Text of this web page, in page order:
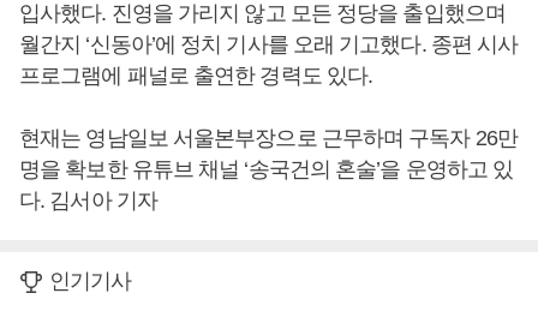
입사했다. 진영을 가리지 않고 모든 정당을 출입했으며
월간지 ‘신동아’에 정치 기사를 오래 기고했다. 종편 시사
프로그램에 패널로 출연한 경력도 있다.
현재는 영남일보 서울본부장으로 근무하며 구독자 26만
명을 확보한 유튜브 채널 ‘송국건의 혼술’을 운영하고 있
다. 김서아 기자
인기기사